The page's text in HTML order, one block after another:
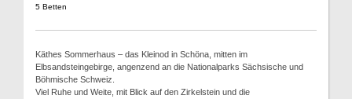
5 Betten
Käthes Sommerhaus – das Kleinod in Schöna, mitten im
Elbsandsteingebirge, angenzend an die Nationalparks Sächsische und
Böhmische Schweiz.
Viel Ruhe und Weite, mit Blick auf den Zirkelstein und die